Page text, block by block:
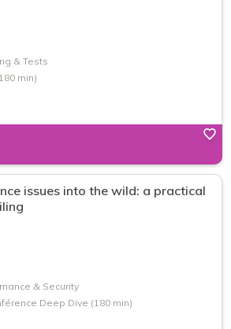
& Tests
min)
issues into the wild: a practical
& Security
Deep Dive (180 min)